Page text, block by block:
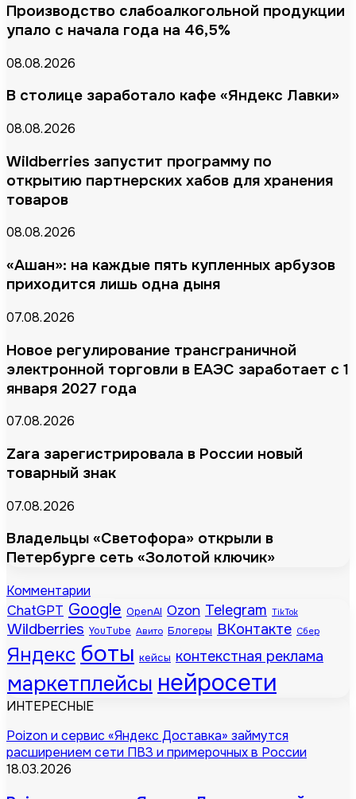
Производство слабоалкогольной продукции
упало с начала года на 46,5%
08.08.2026
В столице заработало кафе «Яндекс Лавки»
08.08.2026
Wildberries запустит программу по
открытию партнерских хабов для хранения
товаров
08.08.2026
«Ашан»: на каждые пять купленных арбузов
приходится лишь одна дыня
07.08.2026
Новое регулирование трансграничной
электронной торговли в ЕАЭС заработает с 1
января 2027 года
07.08.2026
Zara зарегистрировала в России новый
товарный знак
07.08.2026
Владельцы «Светофора» открыли в
Петербурге сеть «Золотой ключик»
Комментарии
ChatGPT Google OpenAI Ozon Telegram TikTok
Wildberries YouTube Авито Блогеры ВКонтакте Сбер
Яндекс боты кейсы контекстная реклама
маркетплейсы нейросети
ИНТЕРЕСНЫЕ
Poizon и сервис «Яндекс Доставка» займутся
расширением сети ПВЗ и примерочных в России
18.03.2026